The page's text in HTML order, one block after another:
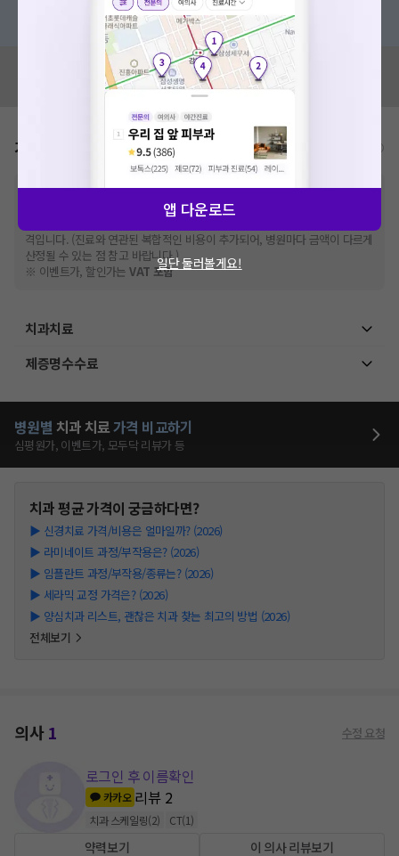
혹은, 의료상담 서비스에 다양한 게시글 보러가기
혹시 잘못된 병원정보가 있나요?
모두닥 팀에 알려주세요!
가격표 비급여/급여 진료란?
※비급여 항목의 경우,추가비용 등으로 실제 가격과 상이할 수 있으니, 정확
한 가격은 해당 의료기관에 직접 문의해주세요.
건강보험심사평가원
격입니다. (진료와 연관된 복합적인 비용이 추가되어, 병원마다 금액이 다르게
산정될 수 있는 점 참고 바랍니다.)
※ 이벤트가, 할인가는VAT 포함
치과치료
제증명수수료
병원별 치과 치료가격 비교하기
심평원가, 이벤트가, 모두닥 리뷰가 등
치과평균 가격이 궁금하다면?
▶ 신경치료 가격/비용은 얼마일까? (2026)
▶ 라미네이트 과정/부작용은? (2026)
▶ 임플란트 과정/부작용/종류는? (2026)
▶ 세라믹 교정 가격은? (2026)
▶ 양심치과 리스트, 괜찮은 치과 찾는 최고의 방법 (2026)
전체보기
의사1 수정 요청
로그인 후 이름확인
카카오 리뷰 2
치과 스케일링(2) CT(1)
약력보기 이 의사 리뷰보기
앱 다운로드
일단 둘러볼게요!